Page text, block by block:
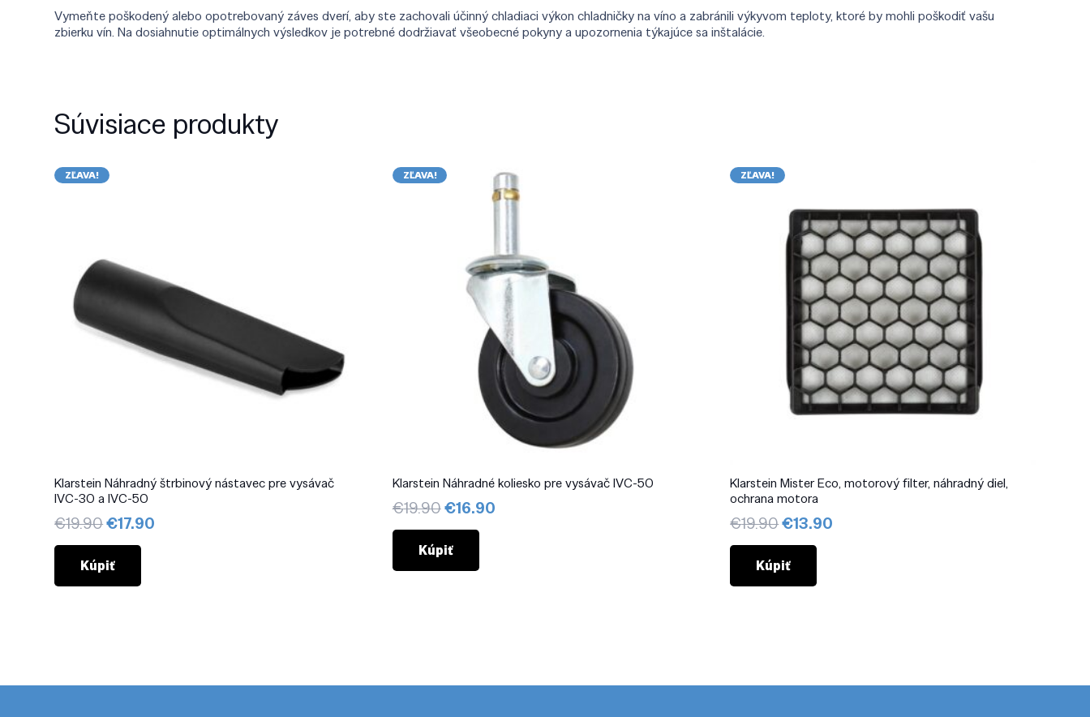
Vymeňte poškodený alebo opotrebovaný záves dverí, aby ste zachovali účinný chladiaci výkon chladničky na víno a zabránili výkyvom teploty, ktoré by mohli poškodiť vašu
zbierku vín. Na dosiahnutie optimálnych výsledkov je potrebné dodržiavať všeobecné pokyny a upozornenia týkajúce sa inštalácie.
Súvisiace produkty
ZĽAVA!
Klarstein Náhradný štrbinový nástavec pre vysávač
IVC-30 a IVC-50
€19.90Pôvodná
cena
bola:
€19.90.
€17.90
Kúpiť
ZĽAVA!
Klarstein Náhradné koliesko pre vysávač IVC-50
€19.90Pôvodná
cena
bola:
€19.90.
€16.90Aktuálna
Kúpiť
ZĽAVA!
Klarstein Mister Eco, motorový filter, náhradný diel,
ochrana motora
€19.90Pôvodná
cena
bola:
€19.90.
€13.90
Kúpiť